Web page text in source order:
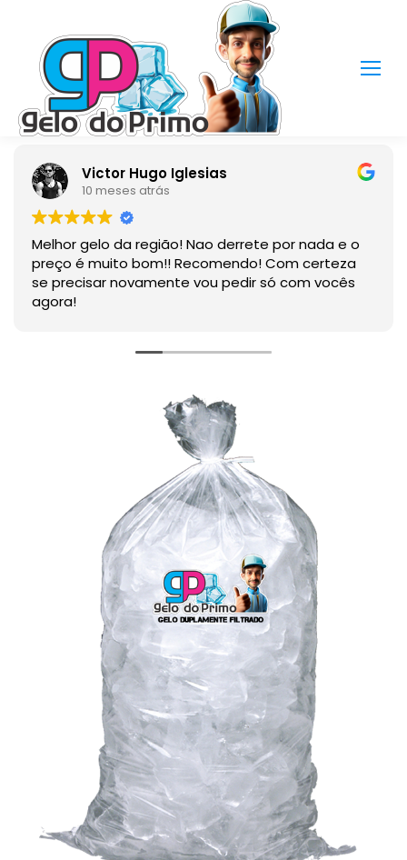
Victor Hugo Iglesias
10 meses atrás
gelo da região! Nao derrete por nada e o
é muito bom!! Recomendo! Com certeza
novamente vou pedir só com vocês